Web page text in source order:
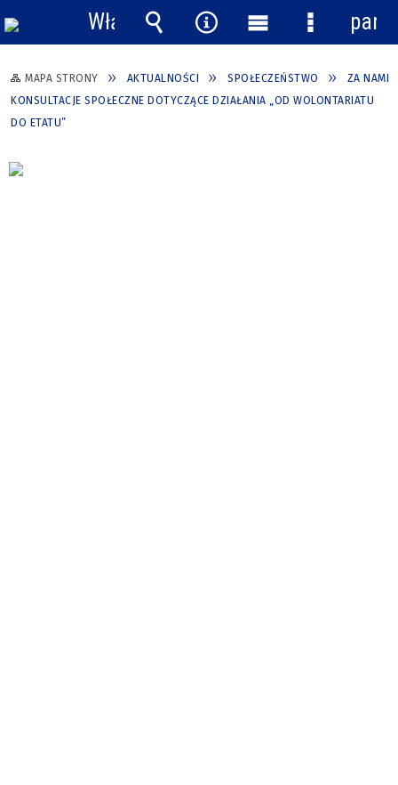
MAPA STRONY AKTUALNOŚCI SPOŁECZEŃSTWO
ZA NAMI
KONSULTACJE SPOŁECZNE DOTYCZĄCE DZIAŁANIA „OD WOLONTARIATU
DO ETATU”
Włącz
powiadomienia
Wyszukiwarka
Narzędzia
Menu
główne
Menu
panel